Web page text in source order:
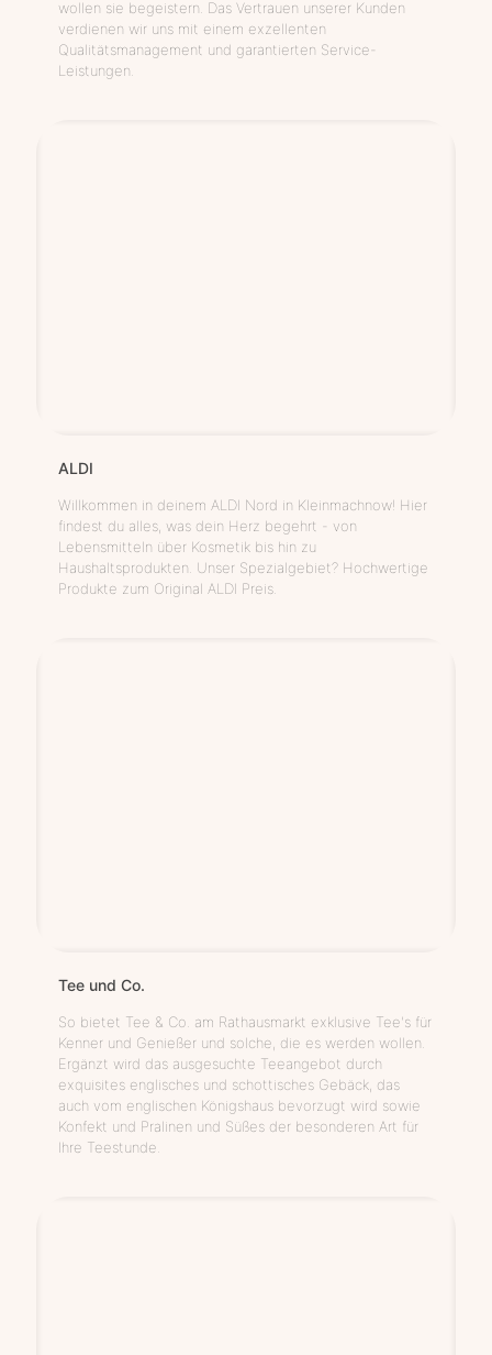
wollen sie begeistern. Das Vertrauen unserer Kunden
verdienen wir uns mit einem exzellenten
Qualitätsmanagement und garantierten Service-
Leistungen.
ALDI
Willkommen in deinem ALDI Nord in Kleinmachnow! Hier
findest du alles, was dein Herz begehrt - von
Lebensmitteln über Kosmetik bis hin zu
Haushaltsprodukten. Unser Spezialgebiet? Hochwertige
Produkte zum Original ALDI Preis.
Tee und Co.
So bietet Tee & Co. am Rathausmarkt exklusive Tee's für
Kenner und Genießer und solche, die es werden wollen.
Ergänzt wird das ausgesuchte Teeangebot durch
exquisites englisches und schottisches Gebäck, das
auch vom englischen Königshaus bevorzugt wird sowie
Konfekt und Pralinen und Süßes der besonderen Art für
Ihre Teestunde.